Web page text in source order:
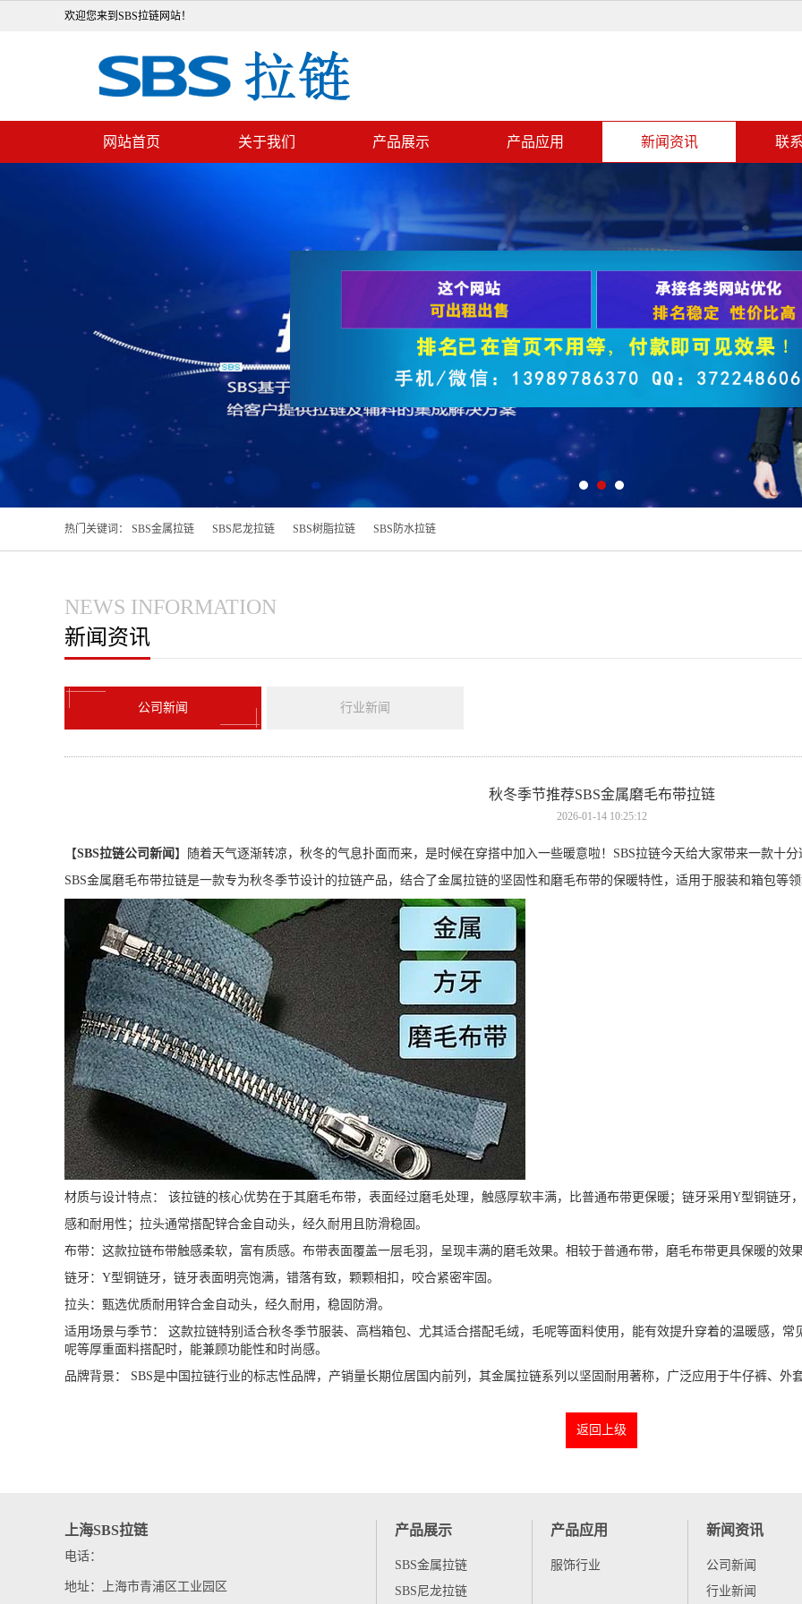
欢迎您来到SBS拉链网站！
网站首页 关于我们 产品展示 产品应用 新闻资讯 联
热门关键词： SBS金属拉链 SBS尼龙拉链 SBS树脂拉链 SBS防水拉链
NEWS INFORMATION
新闻资讯
公司新闻 行业新闻
秋冬季节推荐SBS金属磨毛布带拉链
2026-01-14 10:25:12
【SBS拉链公司新闻 】随着天气逐渐转凉，秋冬的气息扑面而来，是时候在穿搭中加入一些暖意啦！SBS拉链今天给大家带来一款十
SBS金属磨毛布带拉链是一款专为秋冬季节设计的拉链产品，结合了金属拉链的坚固性和磨毛布带的保暖特性，适用于服装和箱包等
材质与设计特点： 该拉链的核心优势在于其磨毛布带，表面经过磨毛处理，触感厚软丰满，比普通布带更保暖；链牙采用Y型铜链牙
感和耐用性；拉头通常搭配锌合金自动头，经久耐用且防滑稳固。
布带：这款拉链布带触感柔软，富有质感。布带表面覆盖一层毛羽，呈现丰满的磨毛效果。相较于普通布带，磨毛布带更具保暖的效
链牙：Y型铜链牙，链牙表面明亮饱满，错落有致，颗颗相扣，咬合紧密牢固。
拉头：甄选优质耐用锌合金自动头，经久耐用，稳固防滑。
适用场景与季节： 这款拉链特别适合秋冬季节服装、高档箱包、尤其适合搭配毛绒，毛呢等面料使用，能有效提升穿着的温暖感，常
呢等厚重面料搭配时，能兼顾功能性和时尚感。
品牌背景： SBS是中国拉链行业的标志性品牌，产销量长期位居国内前列，其金属拉链系列以坚固耐用著称，广泛应用于牛仔裤、外
返回上级
上海SBS拉链
电话：
地址：上海市青浦区工业园区
产品展示
SBS金属拉链
SBS尼龙拉链
产品应用
服饰行业
新闻资讯
公司新闻
行业新闻